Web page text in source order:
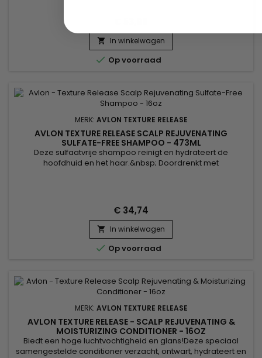
 In winkelwagen
 Op voorraad
MERK: AVLON TEXTURE RELEASE
AVLON TEXTURE RELEASE SCALP REJUVENATING
SULFATE-FREE SHAMPOO - 473ML
Deze sulfaatvrije shampoo reinigt en hydrateert de
hoofdhuid en het haar.&nbsp; Doordrenkt met
sulfaatvrije shampoo behandelt de droge hoofdhuid en
brengt een hoog vochtgehalte in het...
€ 34,74
 In winkelwagen
 Op voorraad
MERK: AVLON TEXTURE RELEASE
AVLON TEXTURE RELEASE - SCALP REJUVENATING &
MOISTURIZING CONDITIONER - 16OZ
Biedt een hoge luchtvochtigheid en glans!Deze speciaal
samengestelde conditioner verzacht, ontwart, hydrateert en